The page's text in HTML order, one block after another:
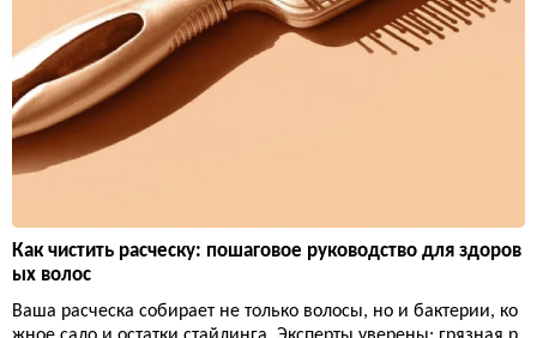
Как чистить расческу: пошаговое руководство для здоров
ых волос
Ваша расческа собирает не только волосы, но и бактерии, ко